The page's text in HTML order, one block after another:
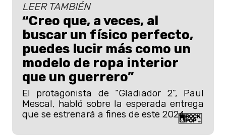
LEER TAMBIÉN
“Creo que, a veces, al
buscar un físico perfecto,
puedes lucir más como un
modelo de ropa interior
que un guerrero”
El protagonista de “Gladiador 2”, Paul
Mescal, habló sobre la esperada entrega
que se estrenará a fines de este 2024.